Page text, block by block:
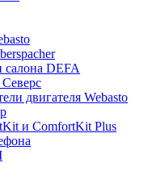
салона DEFA
Северс
двигателя Webasto
и ComfortKit Plus